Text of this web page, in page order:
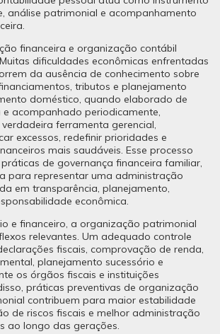
análise patrimonial e acompanhamento
financeira e organização contábil
dificuldades econômicas enfrentadas
da ausência de conhecimento sobre
tributos e planejamento
doméstico, quando elaborado de
acompanhado periodicamente,
ferramenta gerencial,
excessos, redefinir prioridades e
mais saudáveis. Esse processo
de governança financeira familiar,
para representar uma administração
em transparência, planejamento,
econômica.
e financeiro, a organização patrimonial
relevantes. Um adequado controle
fiscais, comprovação de renda,
planejamento sucessório e
os órgãos fiscais e instituições
práticas preventivas de organização
contribuem para maior estabilidade
de riscos fiscais e melhor administração
ao longo das gerações.